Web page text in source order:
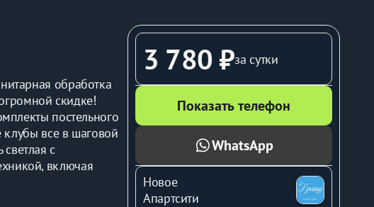
обработка
скидке!
постельного
клубы все в шаговой
с
включая
проживании
3 780 ₽за сутки
Показать телефон
WhatsApp
Новое
Апартсити